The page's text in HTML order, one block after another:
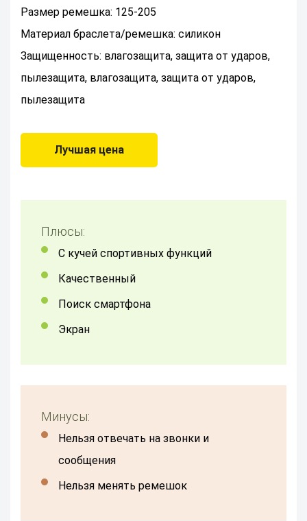
Размер ремешка: 125-205
Материал браслета/ремешка: силикон
Защищенность: влагозащита, защита от ударов,
пылезащита, влагозащита, защита от ударов,
пылезащита
Лучшая цена
Плюсы:
с кучей спортивных функций
Качественный
поиск смартфона
Экран
Минусы:
нельзя отвечать на звонки и
сообщения
нельзя менять ремешок